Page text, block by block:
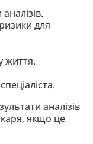
для
життя.
аналізів
якщо це